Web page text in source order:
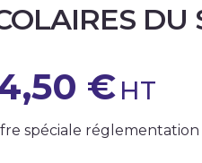
ET CLASSES DE DÉCOUVERTES
DU SECOND DEGRÉ
DU
€ HT
spéciale